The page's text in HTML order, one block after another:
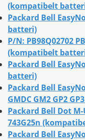
(kompatibelt
Packard Bell
batteri)
P/N: PB98Q02702
(kompatibelt
Packard Bell
batteri)
Packard Bell
GMDC GM2 GP2
Packard Bell Dot
743G25n
Packard Bell